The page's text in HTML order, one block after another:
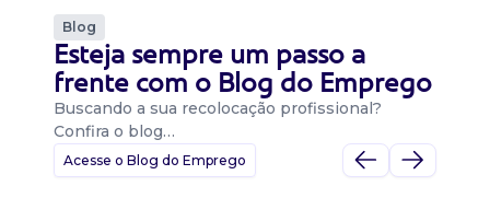
Blog
Esteja sempre um passo a
frente com o Blog do Emprego
Buscando a sua recolocação profissional?
Confira o blog…
Acesse o Blog do Emprego